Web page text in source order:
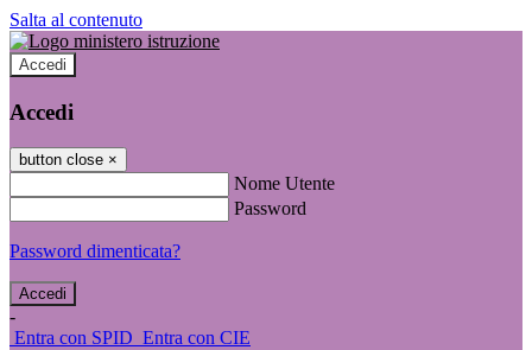
Salta al contenuto
Accedi
Accedi
button close ×
Nome Utente
Password
Password dimenticata?
-
Entra con SPID Entra con CIE